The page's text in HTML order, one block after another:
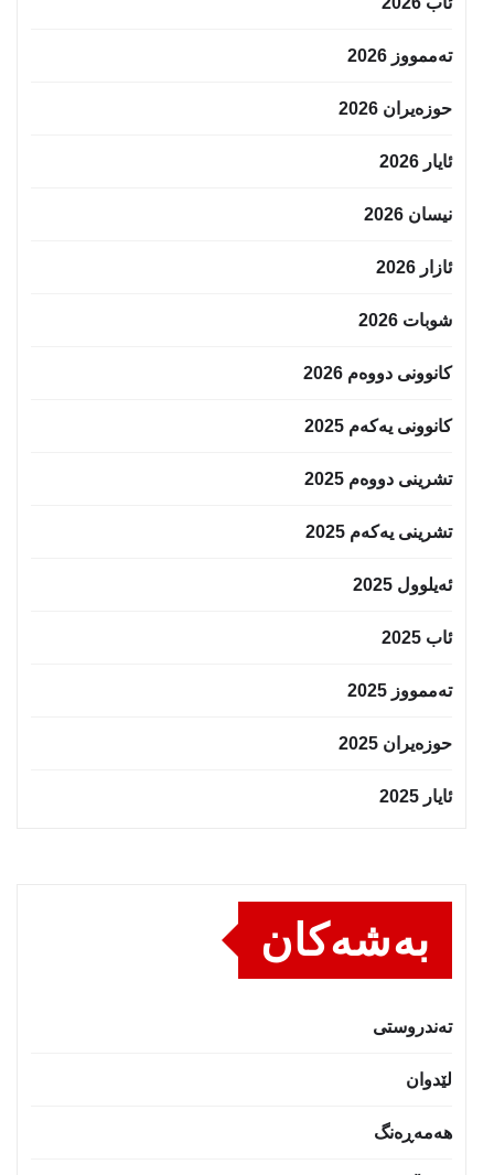
تەممووز 2026
حوزه‌یران 2026
ئایار 2026
نیسان 2026
ئازار 2026
شوبات 2026
کانوونی دووەم 2026
کانوونی یەکەم 2025
تشرینی دووەم 2025
تشرینی یەکەم 2025
ئەیلوول 2025
ئاب 2025
تەممووز 2025
حوزه‌یران 2025
ئایار 2025
بەشەکان
تەندروستى
لێدوان
هەمەڕەنگ